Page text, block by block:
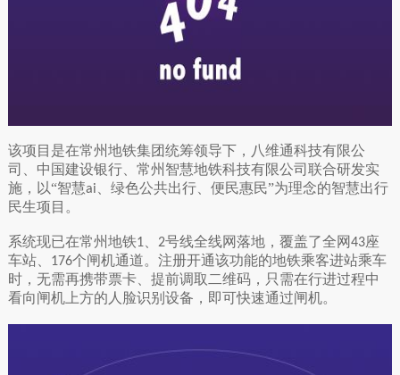
该项目是在常州地铁集团统筹领导下，八维通科技有限公
司、中国建设银行、常州智慧地铁科技有限公司联合研发实
施，以“智慧ai、绿色公共出行、便民惠民”为理念的智慧出行
民生项目。
系统现已在常州地铁1、 2号线全线网落地，覆盖了全网43座
车站、 176个闸机通道。注册开通该功能的地铁乘客进站乘车
时，无需再携带票卡、提前调取二维码，只需在行进过程中
看向闸机上方的人脸识别设备，即可快速通过闸机。